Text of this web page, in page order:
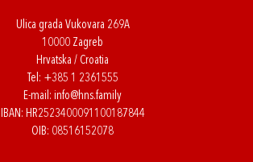
Ulica grada Vukovara 269A
10000 Zagreb
Hrvatska / Croatia
Tel: +385 1 2361555
E-mail: info@hns.family
IBAN: HR2523400091100187844
OIB: 08516152078